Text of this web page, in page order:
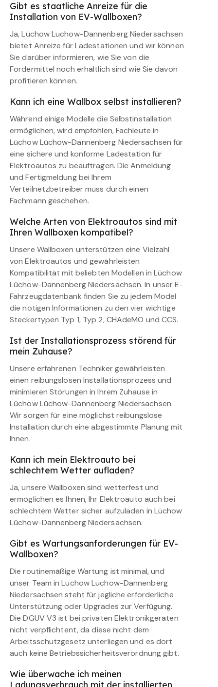
Gibt es staatliche Anreize für die
Installation von EV-Wallboxen?
Ja, Lüchow Lüchow-Dannenberg Niedersachsen
bietet Anreize für Ladestationen und wir können
Sie darüber informieren, wie Sie von die
Fördermittel noch erhältlich sind wie Sie davon
profitieren können.
Kann ich eine Wallbox selbst installieren?
Während einige Modelle die Selbstinstallation
ermöglichen, wird empfohlen, Fachleute in
Lüchow Lüchow-Dannenberg Niedersachsen für
eine sichere und konforme Ladestation für
Elektroautos zu beauftragen. Die Anmeldung
und Fertigmeldung bei Ihrem
Verteilnetzbetreiber muss durch einen
Fachmann geschehen.
Welche Arten von Elektroautos sind mit
Ihren Wallboxen kompatibel?
Unsere Wallboxen unterstützen eine Vielzahl
von Elektroautos und gewährleisten
Kompatibilität mit beliebten Modellen in Lüchow
Lüchow-Dannenberg Niedersachsen. In unser E-
Fahrzeugdatenbank finden Sie zu jedem Model
die nötigen Informationen zu den vier wichtige
Steckertypen Typ 1, Typ 2, CHAdeMO und CCS.
Ist der Installationsprozess störend für
mein Zuhause?
Unsere erfahrenen Techniker gewährleisten
einen reibungslosen Installationsprozess und
minimieren Störungen in Ihrem Zuhause in
Lüchow Lüchow-Dannenberg Niedersachsen.
Wir sorgen für eine möglichst reibungslose
Installation durch eine abgestimmte Planung mit
Ihnen.
Kann ich mein Elektroauto bei
schlechtem Wetter aufladen?
Ja, unsere Wallboxen sind wetterfest und
ermöglichen es Ihnen, Ihr Elektroauto auch bei
schlechtem Wetter sicher aufzuladen in Lüchow
Lüchow-Dannenberg Niedersachsen.
Gibt es Wartungsanforderungen für EV-
Wallboxen?
Die routinemäßige Wartung ist minimal, und
unser Team in Lüchow Lüchow-Dannenberg
Niedersachsen steht für jegliche erforderliche
Unterstützung oder Upgrades zur Verfügung.
Die DGUV V3 ist bei privaten Elektronikgeräten
nicht verpflichtent, da diese nicht dem
Arbeitsschutzgesetz unterliegen und es dort
auch keine Betriebssicherheitsverordnung gibt.
Wie überwache ich meinen